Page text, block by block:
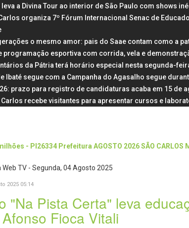
leva a Divina Tour ao interior de São Paulo com shows
organiza 7º Fórum Internacional Senac de
o mesmo amor: pais do Saae contam como a
programação esportiva com corrida, vela e
da Pátria terá horário especial nesta segunda-
Ibaté segue com a Campanha do Agasalho segue
prazo para registro de candidaturas acaba em 15 de
Carlos recebe visitantes para apresentar cursos e
Web TV - Segunda, 04 Agosto 2025
2025 05:14
"Na Pista Certa" leva
Fioca Vitali